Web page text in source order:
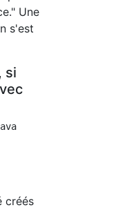
Une
s'est
si
créés